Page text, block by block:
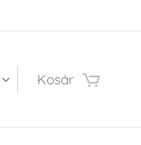
Kosár